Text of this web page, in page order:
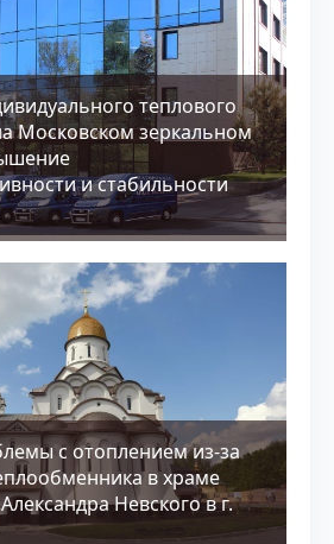
теплового
Московском зеркальном
и стабильности
с отоплением из-за
в храме
Невского в г.